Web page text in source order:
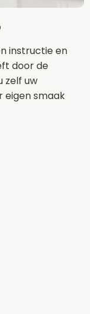
instructie en
door de
zelf uw
eigen smaak